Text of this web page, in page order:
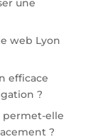
une
web Lyon
efficace
?
permet-elle
?